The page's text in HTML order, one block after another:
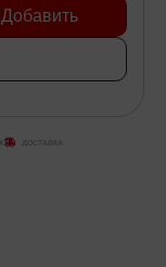
Добавить
ДОСТАВКА